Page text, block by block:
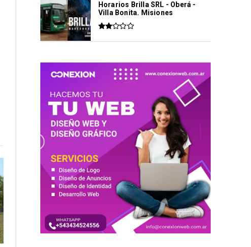
Horarios Brilla SRL - Oberá -
Villa Bonita. Misiones